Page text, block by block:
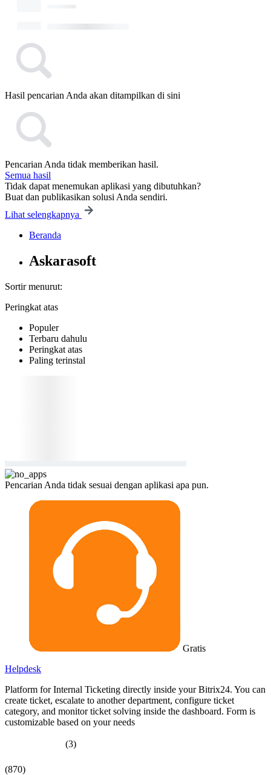
Hasil pencarian Anda akan ditampilkan di sini
Pencarian Anda tidak memberikan hasil.
Semua hasil
Tidak dapat menemukan aplikasi yang dibutuhkan?
Buat dan publikasikan solusi Anda sendiri.
Lihat selengkapnya
Beranda
Askarasoft
Sortir menurut:
Peringkat atas
Populer
Terbaru dahulu
Peringkat atas
Paling terinstal
Pencarian Anda tidak sesuai dengan aplikasi apa pun.
Gratis
Helpdesk
Platform for Internal Ticketing directly inside your Bitrix24. You can
create ticket, escalate to another department, configure ticket
category, and monitor ticket solving inside the dashboard. Form is
customizable based on your needs
(3)
(870)